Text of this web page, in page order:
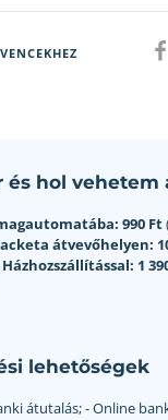
és hol vehetem
990 Ft
átvevőhelyen:
Házhozszállítással: 1
lehetőségek
átutalás;- Online